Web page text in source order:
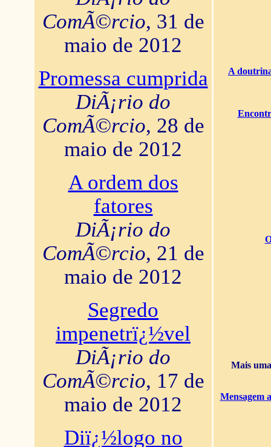
ComÃ©rcio, 31 de
maio de 2012
Promessa cumprida
DiÃ¡rio do
ComÃ©rcio, 28 de
maio de 2012
A ordem dos
fatores
DiÃ¡rio do
ComÃ©rcio, 21 de
maio de 2012
Segredo
impenetrï¿½vel
DiÃ¡rio do
ComÃ©rcio, 17 de
maio de 2012
Diï¿½logo no
A
Mais
Mensagem